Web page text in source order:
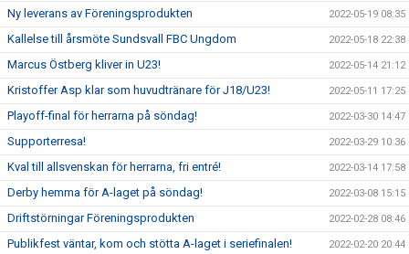
Ny leverans av Föreningsprodukten 2022-05-19 08:35
Kallelse till årsmöte Sundsvall FBC Ungdom 2022-05-18 22:38
Marcus Östberg kliver in U23! 2022-05-14 21:12
Kristoffer Asp klar som huvudtränare för J18/U23! 2022-05-11 17:25
Playoff-final för herrarna på söndag! 2022-03-30 14:47
Supporterresa! 2022-03-29 10:36
Kval till allsvenskan för herrarna, fri entré! 2022-03-14 17:58
Derby hemma för A-laget på söndag! 2022-03-08 15:15
Driftstörningar Föreningsprodukten 2022-02-28 08:46
Publikfest väntar, kom och stötta A-laget i seriefinalen! 2022-02-20 20:44